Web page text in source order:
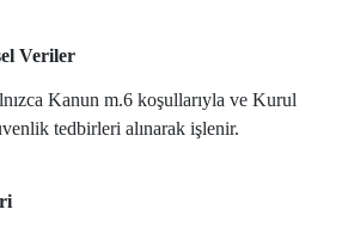
Veriler
Kanun m.6 koşullarıyla ve Kurul
tedbirleri alınarak işlenir.